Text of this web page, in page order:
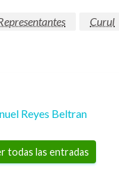
Curul
Reyes Beltran
todas las entradas